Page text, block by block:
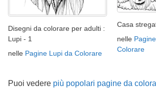
Disegni da colorare per adulti :
Lupi - 1
nelle Pagine Lupi da Colorare
Casa
nelle
Colorare
Puoi vedere più popolari pagine da